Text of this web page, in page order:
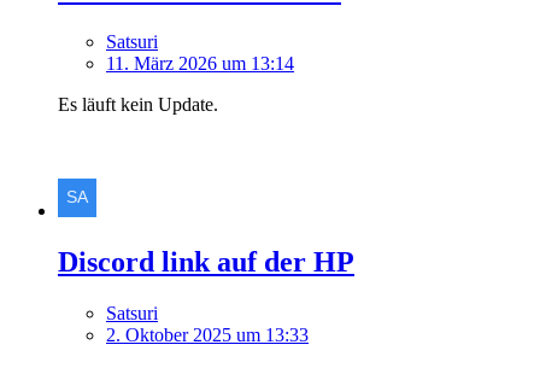
Satsuri
11. März 2026 um 13:14
Es läuft kein Update.
Discord link auf der HP
Satsuri
2. Oktober 2025 um 13:33